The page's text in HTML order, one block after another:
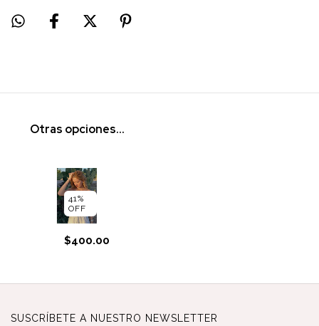
Otras opciones...
41%
OFF
$400.00
SUSCRÍBETE A NUESTRO NEWSLETTER